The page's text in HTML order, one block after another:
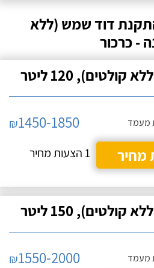
דוד שמש (ללא
- כרכור
120 ליטר
מעמד
₪1450-1850
מחיר
1 הצעות מחיר
150 ליטר
מעמד
₪1550-2000